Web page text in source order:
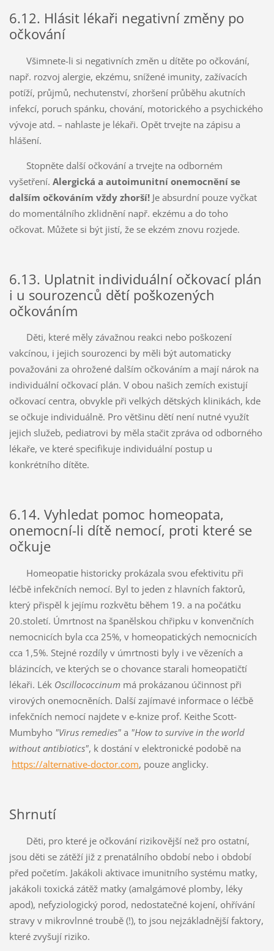
6.12. Hlásit lékaři negativní změny po
očkování
Všimnete-li si negativních změn u dítěte po očkování,
např. rozvoj alergie, ekzému, snížené imunity, zažívacích
potíží, průjmů, nechutenství, zhoršení průběhu akutních
infekcí, poruch spánku, chování, motorického a psychického
vývoje atd. – nahlaste je lékaři. Opět trvejte na zápisu a
hlášení.
Stopněte další očkování a trvejte na odborném
vyšetření. Alergická a autoimunitní onemocnění se
dalším očkováním vždy zhorší!Je absurdní pouze vyčkat
do momentálního zklidnění např. ekzému a do toho
očkovat. Můžete si být jistí, že se ekzém znovu rozjede.
6.13. Uplatnit individuální očkovací plán
i u sourozenců dětí poškozených
očkováním
Děti, které měly závažnou reakci nebo poškození
vakcínou, i jejich sourozenci by měli být automaticky
považováni za ohrožené dalším očkováním a mají nárok na
individuální očkovací plán. V obou našich zemích existují
očkovací centra, obvykle při velkých dětských klinikách, kde
se očkuje individuálně. Pro většinu dětí není nutné využít
jejich služeb, pediatrovi by měla stačit zpráva od odborného
lékaře, ve které specifikuje individuální postup u
konkrétního dítěte.
6.14. Vyhledat pomoc homeopata,
onemocní-li dítě nemocí, proti které se
očkuje
Homeopatie historicky prokázala svou efektivitu při
léčbě infekčních nemocí. Byl to jeden z hlavních faktorů,
který přispěl k jejímu rozkvětu během 19. a na počátku
20.století. Úmrtnost na španělskou chřipku v konvenčních
nemocnicích byla cca 25%, v homeopatických nemocnicích
cca 1,5%. Stejné rozdíly v úmrtnosti byly i ve vězeních a
blázincích, ve kterých se o chovance starali homeopatičtí
lékaři. Lék Oscillococcinummá prokázanou účinnost při
virových onemocněních. Další zajímavé informace o léčbě
infekčních nemocí najdete v e-knize prof. Keithe Scott-
Mumbyho "Virus remedies"a "How to survive in the world
without antibiotics", k dostání v elektronické podobě na
https://alternative-doctor.com, pouze anglicky.
Shrnutí
Děti, pro které je očkování rizikovější než pro ostatní,
jsou děti se zátěží již z prenatálního období nebo i období
před početím. Jakákoli aktivace imunitního systému matky,
jakákoli toxická zátěž matky (amalgámové plomby, léky
apod), nefyziologický porod, nedostatečné kojení, ohřívání
stravy v mikrovlnné troubě (!), to jsou nejzákladnější faktory,
které zvyšují riziko.